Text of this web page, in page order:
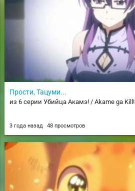
Прости, Тацуми...
из 6 серии Убийца Акамэ! / Akame ga Kill!
3 года назад 48 просмотров